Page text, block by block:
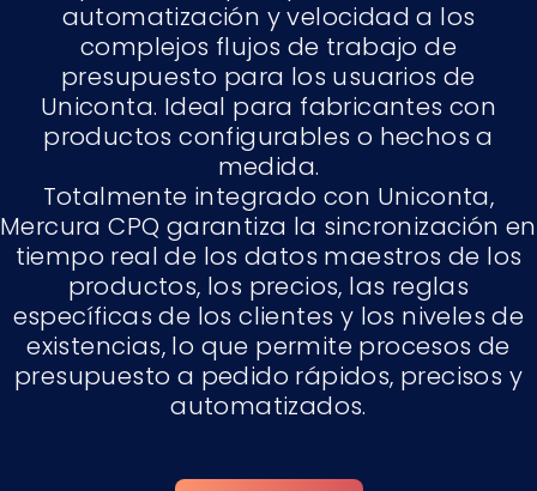
automatización y velocidad a los
complejos flujos de trabajo de
presupuesto para los usuarios de
Uniconta. Ideal para fabricantes con
productos configurables o hechos a
medida.
Totalmente integrado con Uniconta,
Mercura CPQ garantiza la sincronización en
tiempo real de los datos maestros de los
productos, los precios, las reglas
específicas de los clientes y los niveles de
existencias, lo que permite procesos de
presupuesto a pedido rápidos, precisos y
automatizados.